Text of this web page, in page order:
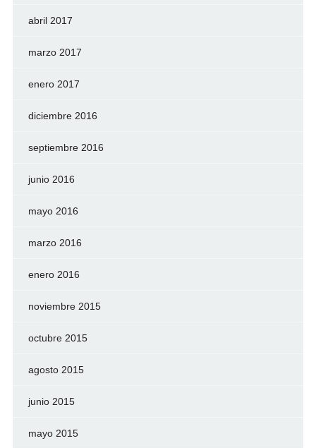
abril 2017
marzo 2017
enero 2017
diciembre 2016
septiembre 2016
junio 2016
mayo 2016
marzo 2016
enero 2016
noviembre 2015
octubre 2015
agosto 2015
junio 2015
mayo 2015